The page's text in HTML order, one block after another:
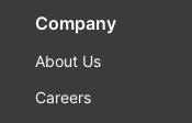
Company
About Us
Careers